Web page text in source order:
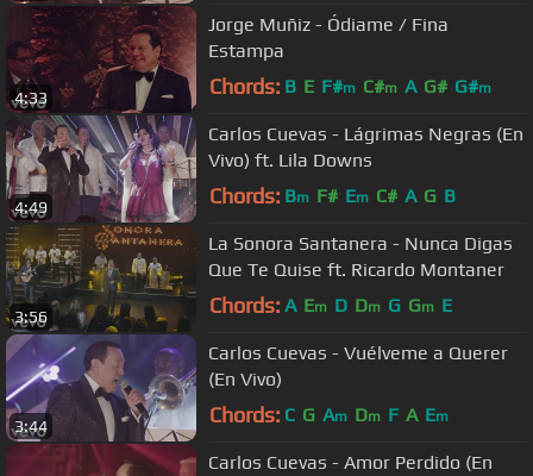
4:33
Jorge Muñiz - Ódiame / Fina
Estampa
Chords: B E F#m C#m A G# G#m
4:49
Carlos Cuevas - Lágrimas Negras (En
Vivo) ft. Lila Downs
Chords: Bm F# Em C# A G B
3:56
La Sonora Santanera - Nunca Digas
Que Te Quise ft. Ricardo Montaner
Chords: A Em D Dm G Gm E
3:44
Carlos Cuevas - Vuélveme a Querer
(En Vivo)
Chords: C G Am Dm F A Em
Carlos Cuevas - Amor Perdido (En